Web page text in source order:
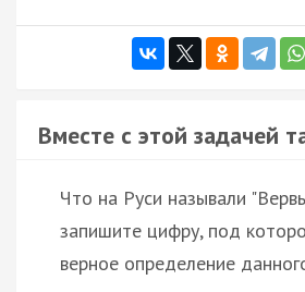
Вместе с этой задачей
Что на Руси называли
запишите цифру, под
верное определение